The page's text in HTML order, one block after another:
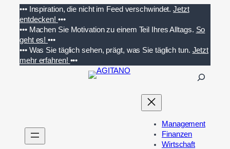
Inhalt
springen
••• Inspiration, die nicht im Feed verschwindet. Jetzt
entdecken! •••
••• Machen Sie Motivation zu einem Teil Ihres Alltags. So
geht es!•••
••• Was Sie täglich sehen, prägt, was Sie täglich tun. Jetzt
mehr erfahren! •••
n
Management
Finanzen
Wirtschaft